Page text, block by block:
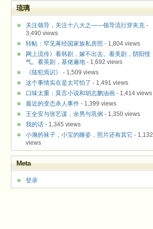
琉璃
关注领导，关注十八大之——领导流行穿夹克 -
3,490 views
转帖：罕见蒋经国家族私房照 - 1,804 views
网上流传》看韩剧，嫁不出去。看美剧，阴阳怪
气。看英剧，基佬遍地 - 1,692 views
《陆犯焉识》
- 1,509 views
这个事情实在是太可怕了 - 1,491 views
口味太重：莫言小说和胡志鹏油画 - 1,414 views
最近的变态杀人事件 - 1,399 views
王全安与张艺谋，余男与巩俐 - 1,350 views
我的话 - 1,345 views
小漪的袜子，小宝的睡姿，照片还有其它 - 1,132
views
Meta
登录